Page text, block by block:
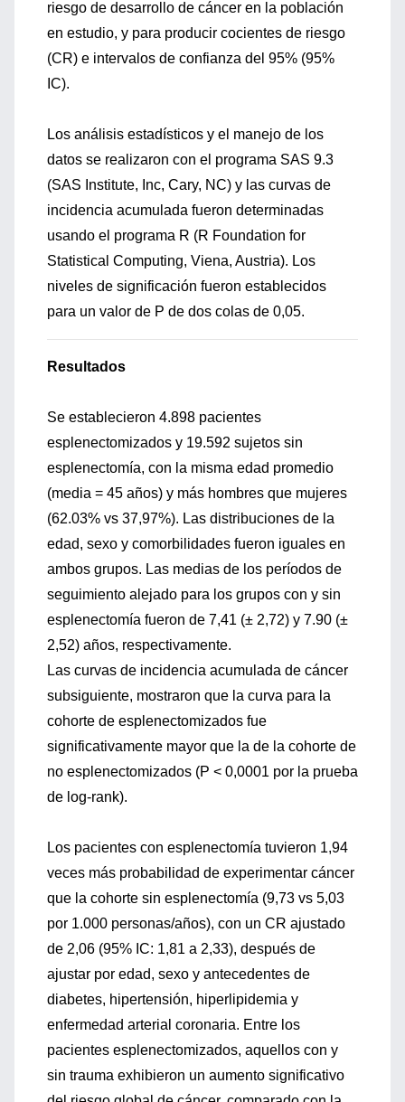
riesgo de desarrollo de cáncer en la población
en estudio, y para producir cocientes de riesgo
(CR) e intervalos de confianza del 95% (95%
IC).
Los análisis estadísticos y el manejo de los
datos se realizaron con el programa SAS 9.3
(SAS Institute, Inc, Cary, NC) y las curvas de
incidencia acumulada fueron determinadas
usando el programa R (R Foundation for
Statistical Computing, Viena, Austria). Los
niveles de significación fueron establecidos
para un valor de P de dos colas de 0,05.
Resultados
Se establecieron 4.898 pacientes
esplenectomizados y 19.592 sujetos sin
esplenectomía, con la misma edad promedio
(media = 45 años) y más hombres que mujeres
(62.03% vs 37,97%). Las distribuciones de la
edad, sexo y comorbilidades fueron iguales en
ambos grupos. Las medias de los períodos de
seguimiento alejado para los grupos con y sin
esplenectomía fueron de 7,41 (± 2,72) y 7.90 (±
2,52) años, respectivamente.
Las curvas de incidencia acumulada de cáncer
subsiguiente, mostraron que la curva para la
cohorte de esplenectomizados fue
significativamente mayor que la de la cohorte de
no esplenectomizados (P < 0,0001 por la prueba
de log-rank).
Los pacientes con esplenectomía tuvieron 1,94
veces más probabilidad de experimentar cáncer
que la cohorte sin esplenectomía (9,73 vs 5,03
por 1.000 personas/años), con un CR ajustado
de 2,06 (95% IC: 1,81 a 2,33), después de
ajustar por edad, sexo y antecedentes de
diabetes, hipertensión, hiperlipidemia y
enfermedad arterial coronaria. Entre los
pacientes esplenectomizados, aquellos con y
sin trauma exhibieron un aumento significativo